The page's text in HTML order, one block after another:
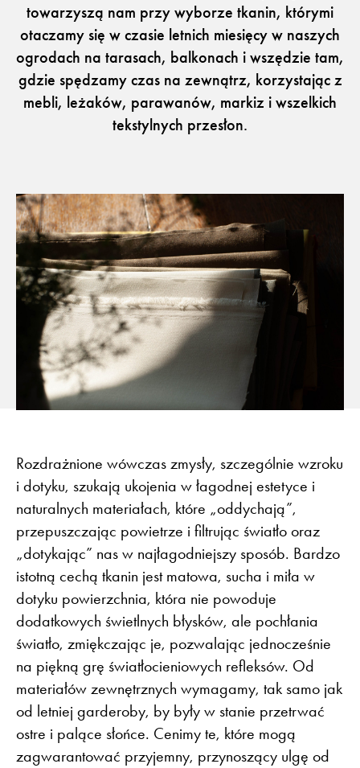
Baza wiedzy
Broszury
Dla Prasy
Newsletter
ISSUUOtwiera link w nowej karcie
FacebookOtwiera link w nowej
InstagramOtwiera link w nowej
Pinterest Otwiera link w nowej karcie
YoutubeOtwiera link w nowej karcie
Pulpit Kontrahenta Otwiera link
towarzyszą nam przy wyborze tkanin, którymi
otaczamy się w czasie letnich miesięcy w naszych
ogrodach na tarasach, balkonach i wszędzie tam,
gdzie spędzamy czas na zewnątrz, korzystając z
mebli, leżaków, parawanów, markiz i wszelkich
tekstylnych przesłon.
Rozdrażnione wówczas zmysły, szczególnie wzroku
i dotyku, szukają ukojenia w łagodnej estetyce i
naturalnych materiałach, które „oddychają”,
przepuszczając powietrze i filtrując światło oraz
„dotykając” nas w najłagodniejszy sposób. Bardzo
istotną cechą tkanin jest matowa, sucha i miła w
dotyku powierzchnia, która nie powoduje
dodatkowych świetlnych błysków, ale pochłania
światło, zmiękczając je, pozwalając jednocześnie
na piękną grę światłocieniowych refleksów. Od
materiałów zewnętrznych wymagamy, tak samo jak
od letniej garderoby, by były w stanie przetrwać
ostre i palące słońce. Cenimy te, które mogą
zagwarantować przyjemny, przynoszący ulgę od